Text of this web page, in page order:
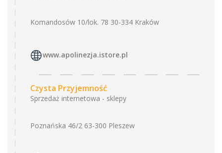
Komandosów 10/lok. 78 30-334 Kraków
www.apolinezja.istore.pl
Czysta Przyjemność
Sprzedaż internetowa - sklepy
Poznańska 46/2 63-300 Pleszew